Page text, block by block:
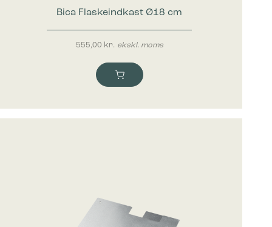
Bica Flaskeindkast Ø18 cm
555,00 kr. ekskl. moms